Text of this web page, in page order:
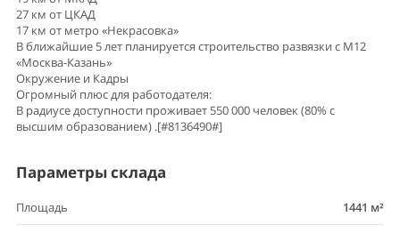
27 км от ЦКАД
17 км от метро «Некрасовка»
В ближайшие 5 лет планируется строительство развязки с М12
«Москва-Казань»
Окружение и Кадры
Огромный плюс для работодателя:
В радиусе доступности проживает 550 000 человек (80% с
высшим образованием) .[#8136490#]
Параметры склада
Площадь 1441 м²